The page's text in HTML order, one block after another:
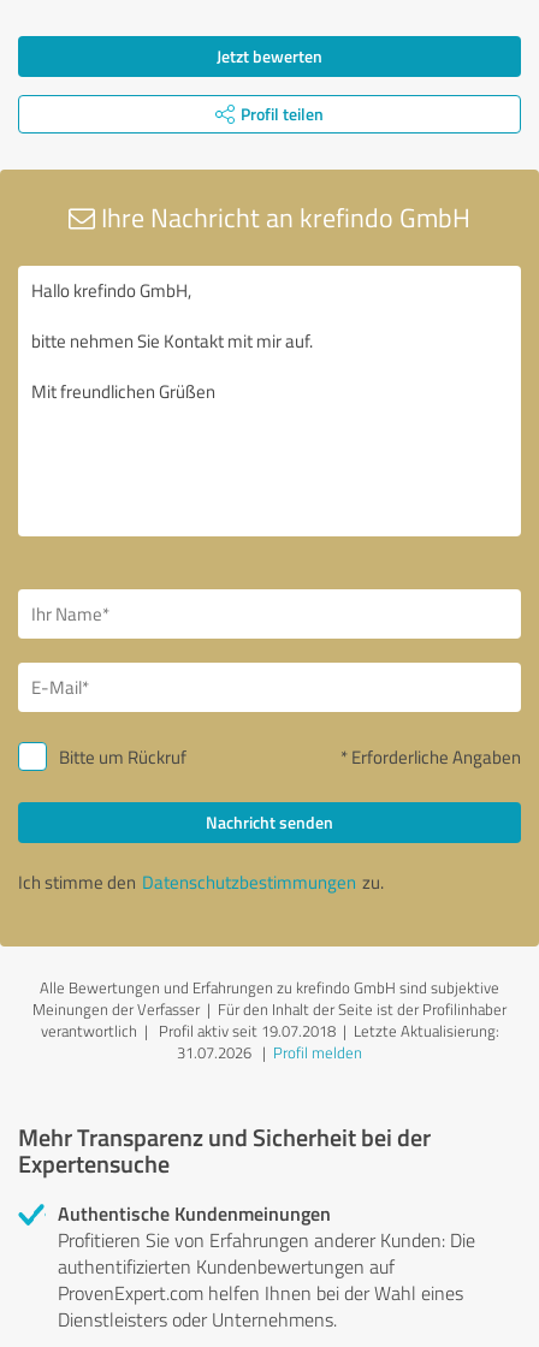
Jetzt bewerten
Profil teilen
Ihre Nachricht an krefindo GmbH
Bitte um Rückruf * Erforderliche Angaben
Nachricht senden
Ich stimme den Datenschutzbestimmungen zu.
Alle Bewertungen und Erfahrungen zu krefindo GmbH sind subjektive
Meinungen der Verfasser | Für den Inhalt der Seite ist der Profilinhaber
verantwortlich | Profil aktiv seit 19.07.2018 | Letzte Aktualisierung:
31.07.2026 | Profil melden
Mehr Transparenz und Sicherheit bei der
Expertensuche
Authentische Kundenmeinungen
Profitieren Sie von Erfahrungen anderer Kunden: Die
authentifizierten Kundenbewertungen auf
ProvenExpert.com helfen Ihnen bei der Wahl eines
Dienstleisters oder Unternehmens.